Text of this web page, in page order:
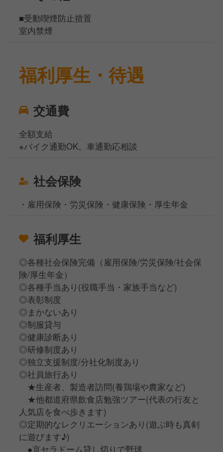
■受動喫煙防止措置
室内禁煙
福利厚生・待遇
交通費
全額支給
※バイク通勤OK。車通勤応相談
社会保険
・雇用保険・労災保険・健康保険・厚生年金
福利厚生
◎各種社会保険完備（雇用保険/労災保険/社会保
険/厚生年金）
◎各種手当あり(役職手当・家族手当など)
◎表彰制度
◎まかないあり
◎制服貸与
◎健康診断あり
◎研修制度あり
◎独立支援制度/分社化制度あり
◎社員旅行あり
★生産者、製造者訪問(養鶏場や農家など)
★他都道府県飲食店勉強ツアー(代表の行友と
人気店を食べ歩きます)
◎定期的なレクリエーションあり(遊ぶ時も真剣
に遊びます♪)
●京セラドーム貸し切りで野球